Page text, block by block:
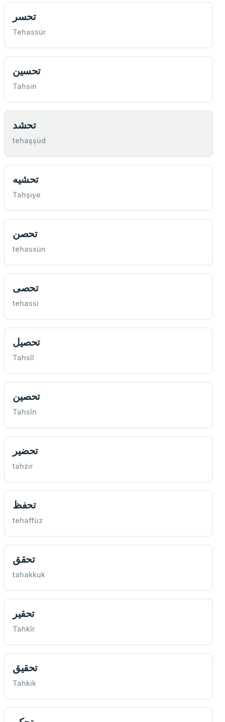
تحسر
Tehassür
تحسين
Tahsin
تحشد
tehaşşüd
تحشيه
Tahşiye
تحصن
tehassün
تحصی
tehassi
تحصيل
Tahsîl
تحصين
Tahsîn
تحضير
tahzir
تحفظ
tehaffüz
تحقق
tahakkuk
تحقير
Tahkîr
تحقيق
Tahkik